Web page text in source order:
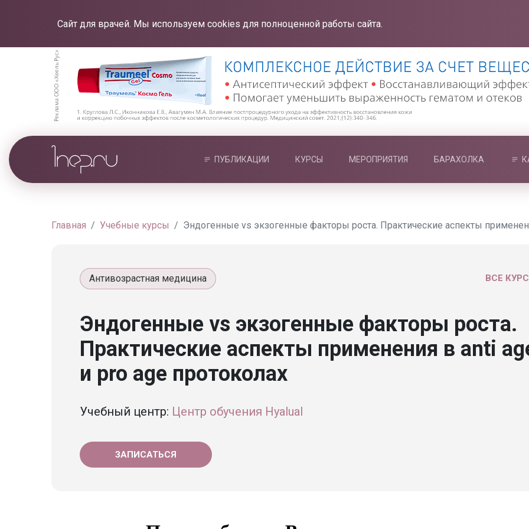
Сайт для врачей. Мы используем cookies для полноценной работы сайта.
ПУБЛИКАЦИИ КУРСЫ МЕРОПРИЯТИЯ БАРАХОЛКА
Главная Учебные курсы Эндогенные vs экзогенные факторы роста. Практические аспекты
ВСЕ
Антивозрастная медицина
Эндогенные vs экзогенные факторы роста.
Практические аспекты применения в anti
и pro age протоколах
Учебный центр: Центр обучения Hyalual
ЗАПИСАТЬСЯ